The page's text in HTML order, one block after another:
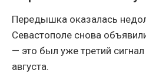
Передышка оказалась
Севастополе снова
— это был уже третий
августа.